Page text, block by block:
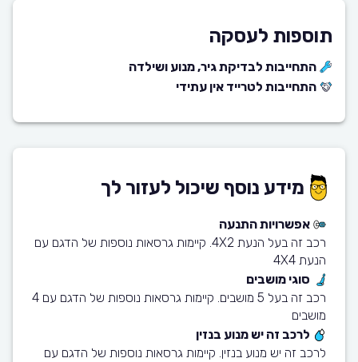
תוספות לעסקה
התחייבות לבדיקת גיר, מנוע ושילדה
התחייבות לטרייד אין עתידי
מידע נוסף שיכול לעזור לך
אפשרויות התנעה
רכב זה בעל הנעת 4X2. קיימות גרסאות נוספות של הדגם עם
הנעת 4X4
סוגי מושבים
רכב זה בעל 5 מושבים. קיימות גרסאות נוספות של הדגם עם 4
מושבים
לרכב זה יש מנוע בנזין
לרכב זה יש מנוע בנזין. קיימות גרסאות נוספות של הדגם עם